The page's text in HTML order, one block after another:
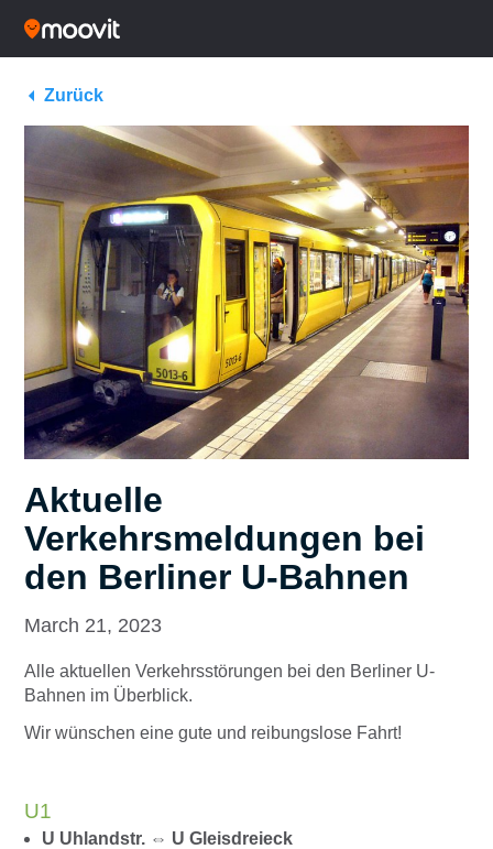
Zurück
Aktuelle
Verkehrsmeldungen bei
den Berliner U-Bahnen
March 21, 2023
Alle aktuellen Verkehrsstörungen bei den Berliner U-
Bahnen im Überblick.
Wir wünschen eine gute und reibungslose Fahrt!
U1
U Uhlandstr. ⇔ U Gleisdreieck